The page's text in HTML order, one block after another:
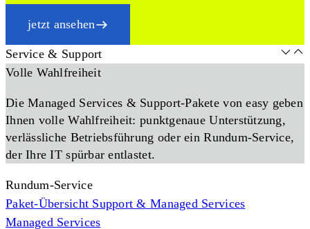
jetzt ansehen
Service & Support
Volle Wahlfreiheit
Die Managed Services & Support-Pakete von easy geben
Ihnen volle Wahlfreiheit: punktgenaue Unterstützung,
verlässliche Betriebsführung oder ein Rundum-Service,
der Ihre IT spürbar entlastet.
Rundum-Service
Paket-Übersicht Support & Managed Services
Managed Services